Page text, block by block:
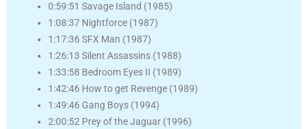
0:59:51 Savage Island (1985)
1:08:37 Nightforce (1987)
1:17:36 SFX Man (1987)
1:26:13 Silent Assassins (1988)
1:33:58 Bedroom Eyes II (1989)
1:42:46 How to get Revenge (1989)
1:49:46 Gang Boys (1994)
2:00:52 Prey of the Jaguar (1996)